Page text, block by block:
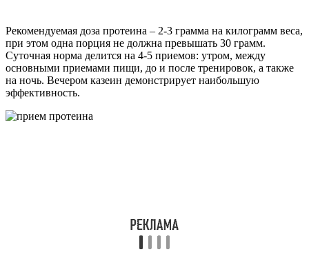
Рекомендуемая доза протеина – 2-3 грамма на килограмм веса,
при этом одна порция не должна превышать 30 грамм.
Суточная норма делится на 4-5 приемов: утром, между
основными приемами пищи, до и после тренировок, а также
на ночь. Вечером казеин демонстрирует наибольшую
эффективность.